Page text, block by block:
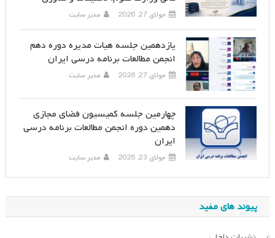
جولای 27, 2026 مدیر سایت
یازدهمین جلسه هیات مدیره دوره دهم
انجمن مطالعات برنامه درسی ایران
جولای 27, 2026 مدیر سایت
چهارمین جلسه کمیسیون فضای مجازی
دهمین دوره انجمن مطالعات برنامه درسی
ایران
جولای 23, 2026 مدیر سایت
پیوند های مفید